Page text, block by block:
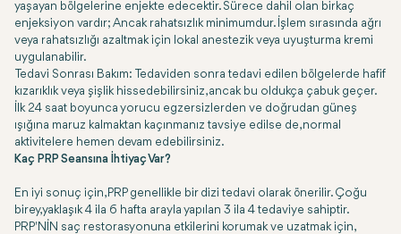
yaşayan bölgelerine enjekte edecektir. Sürece dahil olan birkaç
enjeksiyon vardır; Ancak rahatsızlık minimumdur. İşlem sırasında ağrı
veya rahatsızlığı azaltmak için lokal anestezik veya uyuşturma kremi
uygulanabilir.
Tedavi Sonrası Bakım: Tedaviden sonra tedavi edilen bölgelerde hafif
kızarıklık veya şişlik hissedebilirsiniz, ancak bu oldukça çabuk geçer.
İlk 24 saat boyunca yorucu egzersizlerden ve doğrudan güneş
ışığına maruz kalmaktan kaçınmanız tavsiye edilse de, normal
aktivitelere hemen devam edebilirsiniz.
Kaç PRP Seansına İhtiyaç Var?
En iyi sonuç için, PRP genellikle bir dizi tedavi olarak önerilir. Çoğu
birey, yaklaşık 4 ila 6 hafta arayla yapılan 3 ila 4 tedaviye sahiptir.
PRP'NİN saç restorasyonuna etkilerini korumak ve uzatmak için,